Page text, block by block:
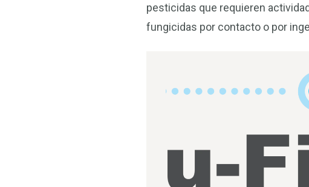
pesticidas que requieren
fungicidas por contacto o por